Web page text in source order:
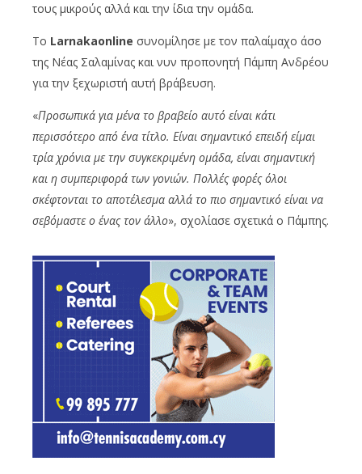
τους μικρούς αλλά και την ίδια την ομάδα.
Το Larnakaonline συνομίλησε με τον παλαίμαχο άσο
της Νέας Σαλαμίνας και νυν προπονητή Πάμπη Ανδρέου
για την ξεχωριστή αυτή βράβευση.
«Προσωπικά για μένα το βραβείο αυτό είναι κάτι
περισσότερο από ένα τίτλο. Είναι σημαντικό επειδή είμαι
τρία χρόνια με την συγκεκριμένη ομάδα, είναι σημαντική
και η συμπεριφορά των γονιών. Πολλές φορές όλοι
σκέφτονται το αποτέλεσμα αλλά το πιο σημαντικό είναι να
σεβόμαστε ο ένας τον άλλο», σχολίασε σχετικά ο Πάμπης.